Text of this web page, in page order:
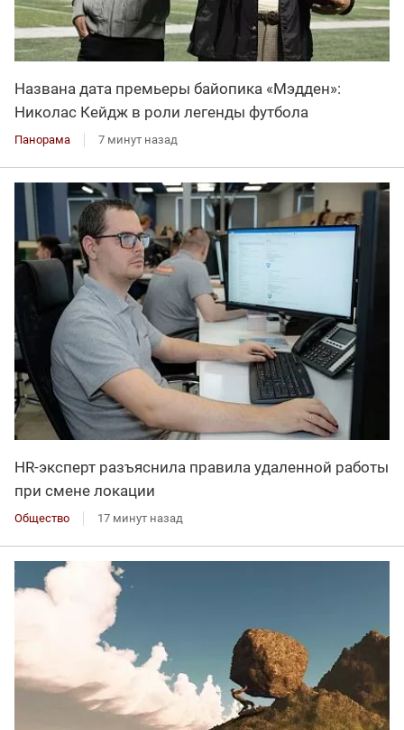
Названа дата премьеры байопика «Мэдден»:
Николас Кейдж в роли легенды футбола
Панорама 7 минут назад
HR-эксперт разъяснила правила удаленной работы
при смене локации
Общество 17 минут назад